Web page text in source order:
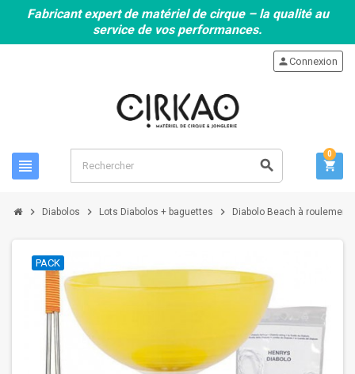
Fabricant expert de matériel de cirque – la qualité au
service de vos performances.
view_headline search
personConnexion
shopping_cart
0
chevron_right Diabolos chevron_right Lots Diabolos + baguettes chevron_right Diabolo Beach à
PACK